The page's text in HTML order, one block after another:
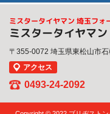
ミスタータイヤマン 埼玉フォ
ミスタータイヤマ
〒355-0072 埼玉県東松山市
アクセス
0493-24-2092